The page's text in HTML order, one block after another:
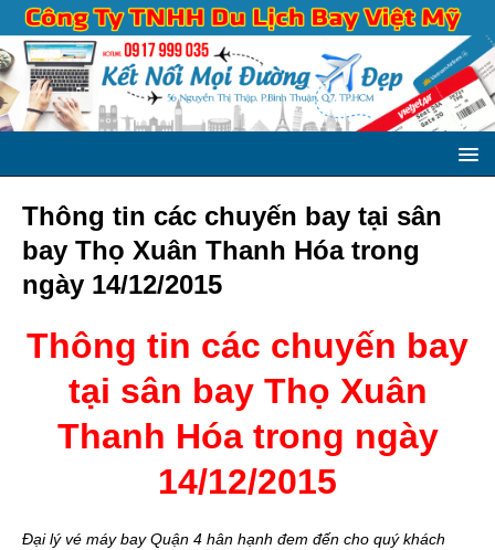
Thông tin các chuyến bay tại sân
bay Thọ Xuân Thanh Hóa trong
ngày 14/12/2015
Thông tin các chuyến bay
tại sân bay Thọ Xuân
Thanh Hóa trong ngày
14/12/2015
Đại lý vé máy bay Quận 4 hân hạnh đem đến cho quý khách